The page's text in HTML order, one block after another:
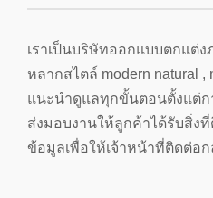
เราเป็นบริษัทออกแบบตกแต่
หลากสไตล์ modern natural ,
แนะนำดูแลทุกขั้นตอนตั้งแต่ก
ส่งมอบงานให้ลูกค้าได้รับสิ่ง
ข้อมูลเพื่อให้เจ้าหน้าที่ติดต่อก